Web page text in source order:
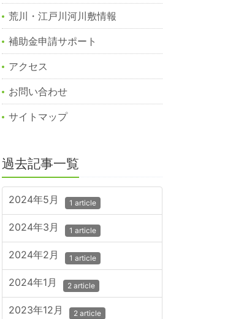
荒川・江戸川河川敷情報
補助金申請サポート
アクセス
お問い合わせ
サイトマップ
過去記事一覧
2024年5月 1 article
2024年3月 1 article
2024年2月 1 article
2024年1月 2 article
2023年12月 2 article